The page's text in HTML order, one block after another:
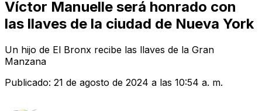
Víctor Manuelle será honrado con
las llaves de la ciudad de Nueva York
Un hijo de El Bronx recibe las llaves de la Gran
Manzana
Publicado: 21 de agosto de 2024 a las 10:54 a. m.